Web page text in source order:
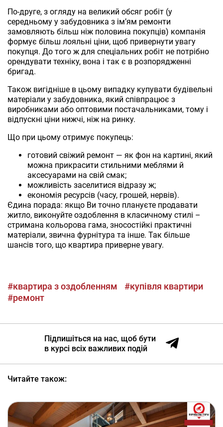
По-друге, з огляду на великий обсяг робіт (у
середньому у забудовника з ім’ям ремонти
замовляють більш ніж половина покупців) компанія
формує більш лояльні ціни, щоб привернути увагу
покупця. До того ж для спеціальних робіт не потрібно
орендувати техніку, вона і так є в розпорядженні
бригад.
Також вигідніше в цьому випадку купувати будівельні
матеріали у забудовника, який співпрацює з
виробниками або оптовими постачальниками, тому і
відпускні ціни нижчі, ніж на ринку.
Що при цьому отримує покупець:
готовий свіжий ремонт ― як фон на картині, який
можна прикрасити стильними меблями й
аксесуарами на свій смак;
можливість заселитися відразу ж;
економія ресурсів (часу, грошей, нервів).
Єдина порада: якщо Ви точно плануєте продавати
житло, виконуйте оздоблення в класичному стилі –
стримана кольорова гама, зносостійкі практичні
матеріали, звична фурнітура та інше. Так більше
шансів того, що квартира приверне увагу.
#квартира з оздобленням
#купівля квартири
#ремонт
Підпишіться на нас, щоб бути
в курсі всіх важливих подій
Читайте також: